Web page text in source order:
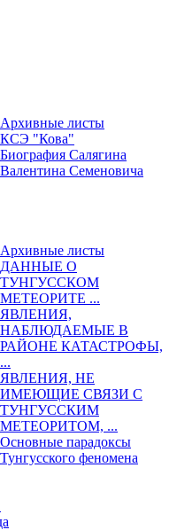
Архивные листы
КСЭ "Кова"
Биография Салягина
Валентина Семеновича
Архивные листы
ДАННЫЕ О
ТУНГУССКОМ
МЕТЕОРИТЕ ...
ЯВЛЕНИЯ,
НАБЛЮДАЕМЫЕ В
РАЙОНЕ КАТАСТРОФЫ,
...
ЯВЛЕНИЯ, НЕ
ИМЕЮЩИЕ СВЯЗИ С
ТУНГУССКИМ
МЕТЕОРИТОМ, ...
Основные парадоксы
Тунгусского феномена